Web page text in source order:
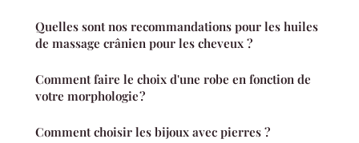
Quelles sont nos recommandations pour les huiles
de massage crânien pour les cheveux ?
Comment faire le choix d'une robe en fonction de
votre morphologie ?
Comment choisir les bijoux avec pierres ?